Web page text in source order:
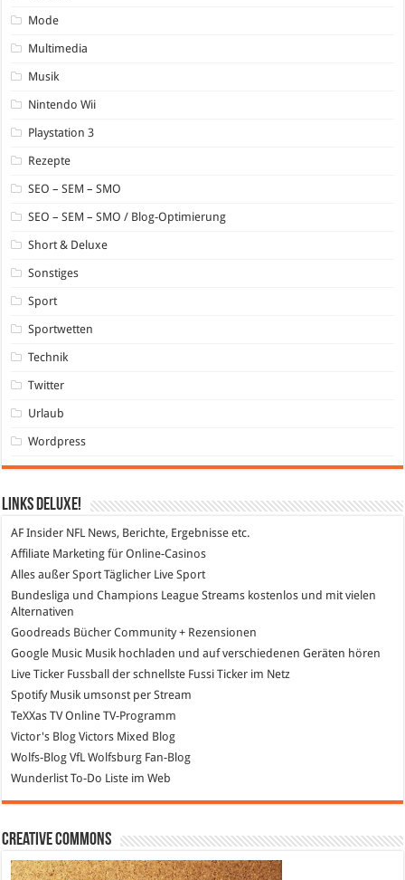
Mode
Multimedia
Musik
Nintendo Wii
Playstation 3
Rezepte
SEO – SEM – SMO
SEO – SEM – SMO / Blog-Optimierung
Short & Deluxe
Sonstiges
Sport
Sportwetten
Technik
Twitter
Urlaub
Wordpress
Links DeLuXe!
AF Insider NFL News, Berichte, Ergebnisse etc.
Affiliate Marketing für Online-Casinos
Alles außer Sport Täglicher Live Sport
Bundesliga und Champions League Streams kostenlos und mit vielen
Alternativen
Goodreads Bücher Community + Rezensionen
Google Music Musik hochladen und auf verschiedenen Geräten hören
Live Ticker Fussball der schnellste Fussi Ticker im Netz
SpotifyMusik umsonst per Stream
TeXXas TVOnline TV-Programm
Victor's Blog Victors Mixed Blog
Wolfs-Blog VfL Wolfsburg Fan-Blog
Wunderlist To-Do Liste im Web
Creative Commons